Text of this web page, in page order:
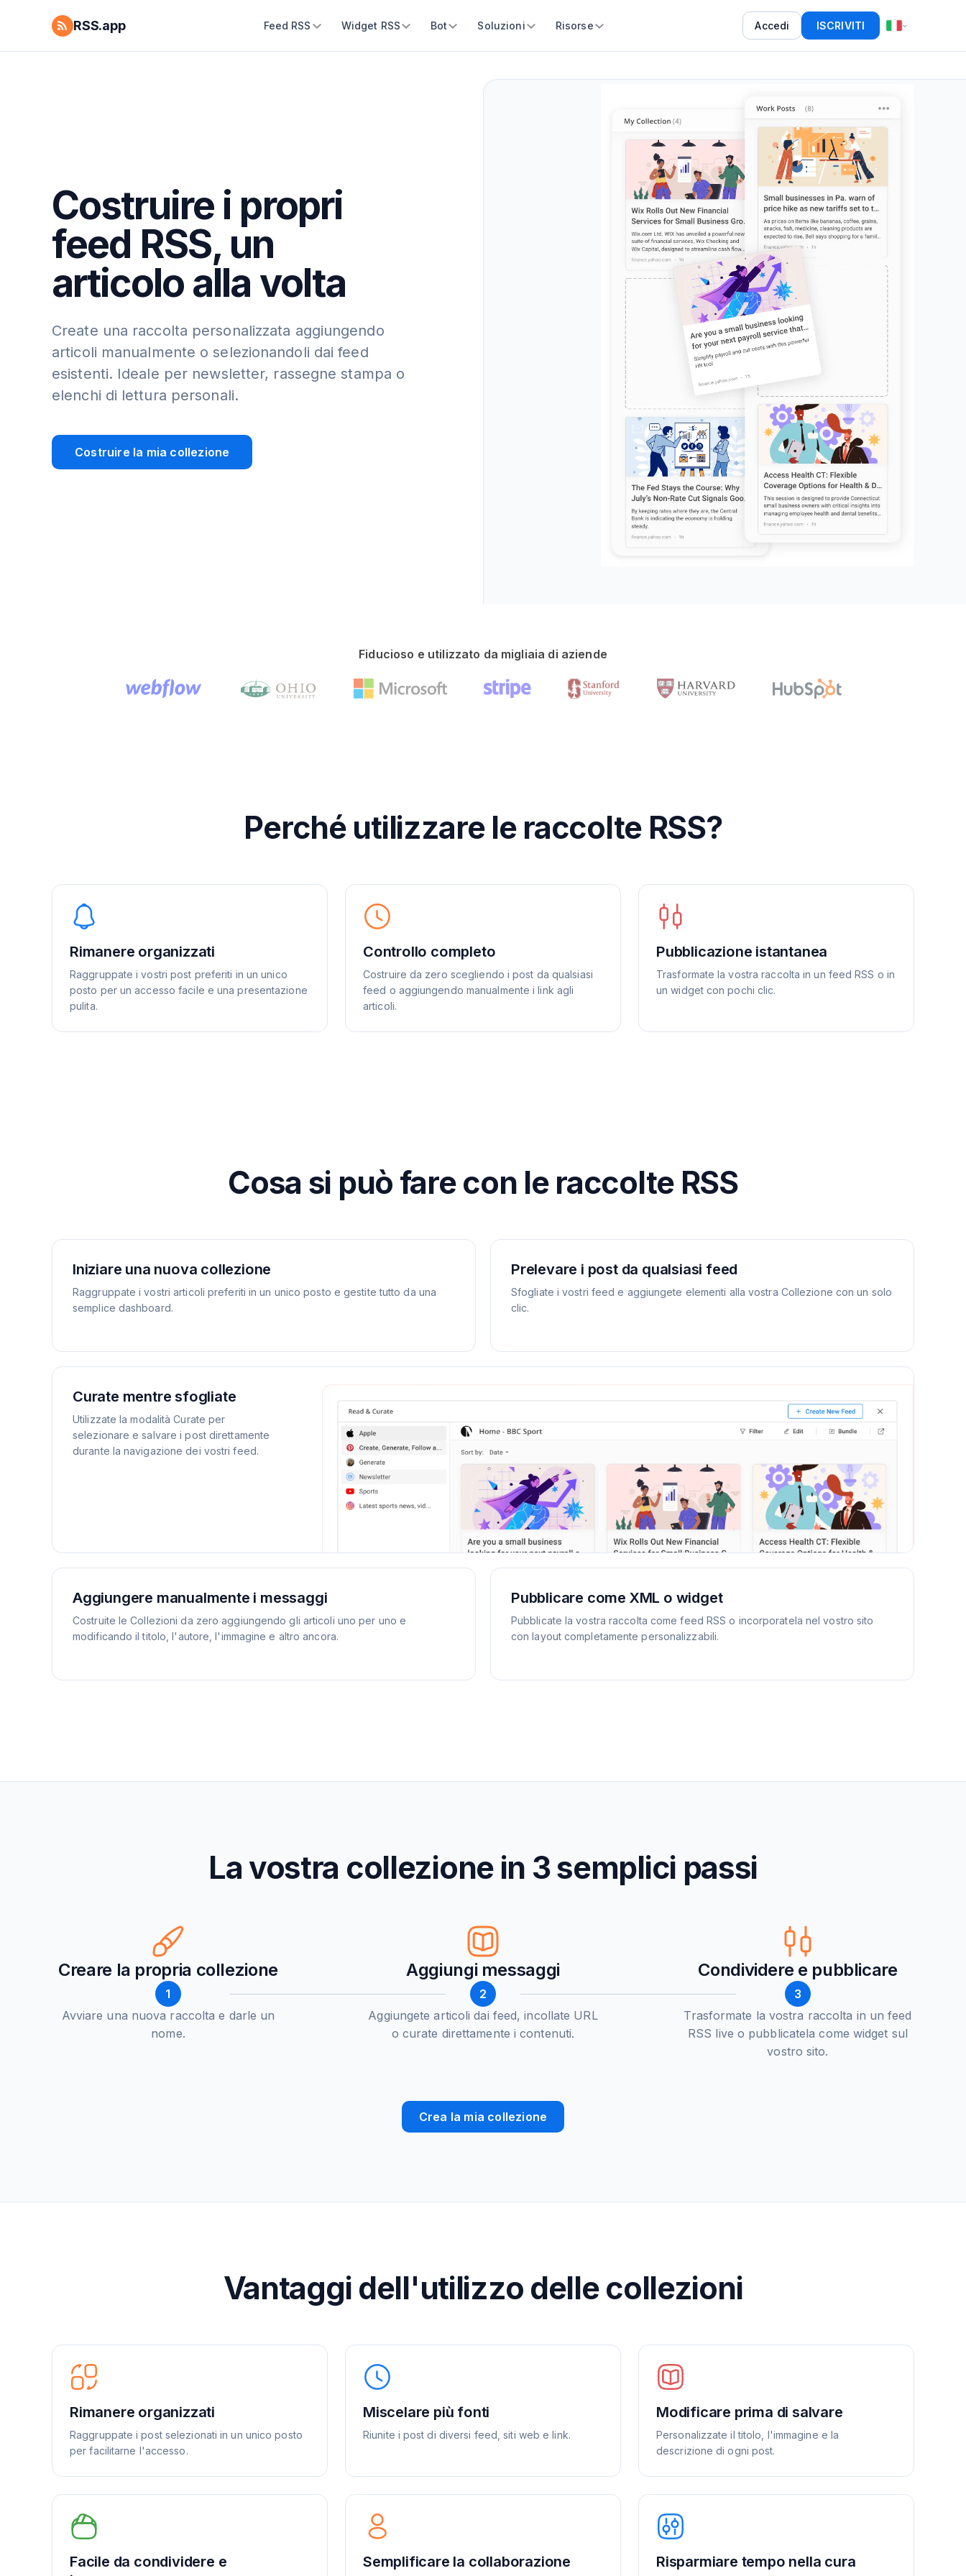
RSS.app Feed RSS Widget RSS Bot Soluzioni Risorse Accedi ISCRIVITI
Costruire i propri
feed RSS, un
articolo alla volta
Create una raccolta personalizzata aggiungendo
articoli manualmente o selezionandoli dai feed
esistenti. Ideale per newsletter, rassegne stampa o
elenchi di lettura personali.
Costruire la mia collezione
Fiducioso e utilizzato da migliaia di aziende
Perché utilizzare le raccolte RSS?
Rimanere organizzati
Raggruppate i vostri post preferiti in un unico
posto per un accesso facile e una presentazione
pulita.
Controllo completo
Costruire da zero scegliendo i post da qualsiasi
feed o aggiungendo manualmente i link agli
articoli.
Pubblicazione istantanea
Trasformate la vostra raccolta in un feed RSS o in
un widget con pochi clic.
Cosa si può fare con le raccolte RSS
Iniziare una nuova collezione
Raggruppate i vostri articoli preferiti in un unico posto e gestite tutto da una
semplice dashboard.
Prelevare i post da qualsiasi feed
Sfogliate i vostri feed e aggiungete elementi alla vostra Collezione con un solo
clic.
Curate mentre sfogliate
Utilizzate la modalità Curate per
selezionare e salvare i post direttamente
durante la navigazione dei vostri feed.
Aggiungere manualmente i messaggi
Costruite le Collezioni da zero aggiungendo gli articoli uno per uno e
modificando il titolo, l'autore, l'immagine e altro ancora.
Pubblicare come XML o widget
Pubblicate la vostra raccolta come feed RSS o incorporatela nel vostro sito
con layout completamente personalizzabili.
La vostra collezione in 3 semplici passi
Creare la propria collezione
1
Avviare una nuova raccolta e darle un
nome.
Aggiungi messaggi
2
Aggiungete articoli dai feed, incollate URL
o curate direttamente i contenuti.
Condividere e pubblicare
3
Trasformate la vostra raccolta in un feed
RSS live o pubblicatela come widget sul
vostro sito.
Crea la mia collezione
Vantaggi dell'utilizzo delle collezioni
Rimanere organizzati
Raggruppate i post selezionati in un unico posto
per facilitarne l'accesso.
Miscelare più fonti
Riunite i post di diversi feed, siti web e link.
Modificare prima di salvare
Personalizzate il titolo, l'immagine e la
descrizione di ogni post.
Facile da condividere e
Semplificare la collaborazione Risparmiare tempo nella cura